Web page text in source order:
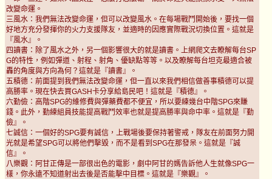
改變命運。
三風水：我們無法改變命運，但可以改變風水。在每場戰鬥開始後，要找一個
好地方充分發揮你的火力支援隊友，並適時的因應實際戰況切換位置。這就是
『風水』。
四讀書：除了風水之外，另一個影響很大的就是讀書。上網爬文去瞭解每台SP
G的特性，例如彈道、射程、射角、優缺點等等。以及瞭解每台坦克最適合被
轟的角度與方向為何？這就是『讀書』。
五積德：前面提到我們無法改變命運，但一直以來我們相信做善事積德可以提
高勝率。現在快去買GASH卡分享給島民吧！這就是『積德』。
六勤儉：高階SPG的維修費與彈藥費都不便宜，所以要練幾台中階SPG來賺
錢。此外，勤練組員技能提高戰鬥效率也就是提高勝率與命中率。這就是『勤
儉』。
七誠信：一個好的SPG要有誠信，上戰場後要保持著警戒，隊友在前面努力開
光就是希望SPG可以將他們擊毀，而不是看到SPG在那發呆。這就是『誠
信』。
八樂觀：阿甘正傳是一部很出色的電影，劇中阿甘的媽告訴他人生就像SPG一
樣，你永遠不知道射出去後是否能擊中目標。這就是『樂觀』。